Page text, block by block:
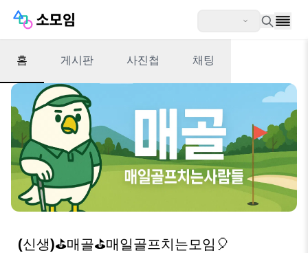
홈 게시판 사진첩 채팅
(신생)⛳️매골⛳️매일골프치는모임🎈